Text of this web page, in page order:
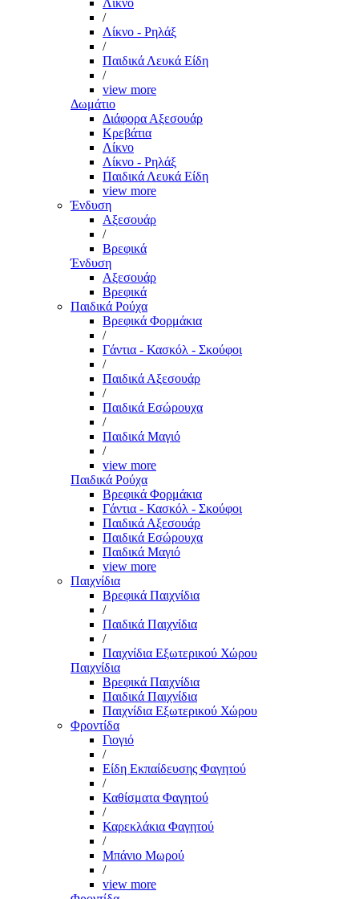
Λίκνο
/
Λίκνο - Ρηλάξ
/
Παιδικά Λευκά Είδη
/
view more
Δωμάτιο
Διάφορα Αξεσουάρ
Κρεβάτια
Λίκνο
Λίκνο - Ρηλάξ
Παιδικά Λευκά Είδη
view more
Ένδυση
Αξεσουάρ
/
Βρεφικά
Ένδυση
Αξεσουάρ
Βρεφικά
Παιδικά Ρούχα
Βρεφικά Φορμάκια
/
Γάντια - Κασκόλ - Σκούφοι
/
Παιδικά Αξεσουάρ
/
Παιδικά Εσώρουχα
/
Παιδικά Μαγιό
/
view more
Παιδικά Ρούχα
Βρεφικά Φορμάκια
Γάντια - Κασκόλ - Σκούφοι
Παιδικά Αξεσουάρ
Παιδικά Εσώρουχα
Παιδικά Μαγιό
view more
Παιχνίδια
Βρεφικά Παιχνίδια
/
Παιδικά Παιχνίδια
/
Παιχνίδια Εξωτερικού Χώρου
Παιχνίδια
Βρεφικά Παιχνίδια
Παιδικά Παιχνίδια
Παιχνίδια Εξωτερικού Χώρου
Φροντίδα
Γιογιό
/
Είδη Εκπαίδευσης Φαγητού
/
Καθίσματα Φαγητού
/
Καρεκλάκια Φαγητού
/
Μπάνιο Μωρού
/
view more